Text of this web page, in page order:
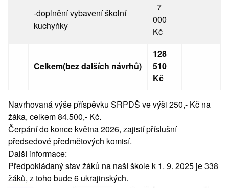
-doplnění vybavení školní
kuchyňky
7
000
Kč
Celkem(bez dalších návrhů)
128
510
Kč
Navrhovaná výše příspěvku SRPDŠ ve výši 250,- Kč na
žáka, celkem 84.500,- Kč.
Čerpání do konce května 2026, zajistí příslušní
předsedové předmětových komisí.
Další informace:
Předpokládaný stav žáků na naší škole k 1. 9. 2025 je 338
žáků, z toho bude 6 ukrajinských.